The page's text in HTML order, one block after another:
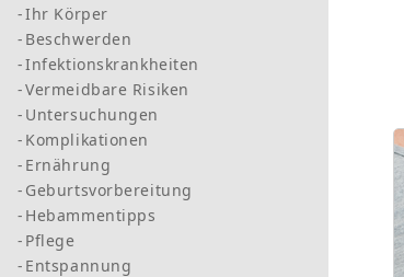
Ihr Körper
Beschwerden
Infektionskrankheiten
Vermeidbare Risiken
Untersuchungen
Komplikationen
Ernährung
Geburtsvorbereitung
Hebammentipps
Pflege
Entspannung